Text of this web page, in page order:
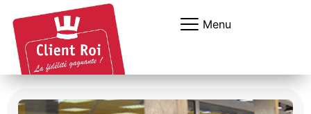
Menu
Panneau de gestion des cookies